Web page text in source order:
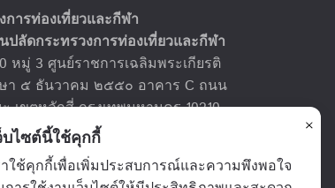
การท่องเที่ยวและกีฬา
ปลัดกระทรวงการท่องเที่ยวและกีฬา
หมู่ 3 ศูนย์ราชการเฉลิมพระเกียรติ
า ๕ ธันวาคม ๒๕๕๐ อาคาร C ถนน
เขตหลักสี่ กรุงเทพมหานคร 10210
×
บไซต์นี้ใช้คุกกี้
าใช้คุกกี้เพื่อเพิ่มประสบการณ์และความพึงพอใจ